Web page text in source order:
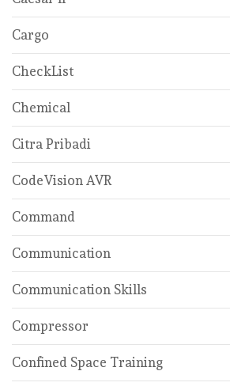
Cargo
CheckList
Chemical
Citra Pribadi
CodeVision AVR
Command
Communication
Communication Skills
Compressor
Confined Space Training